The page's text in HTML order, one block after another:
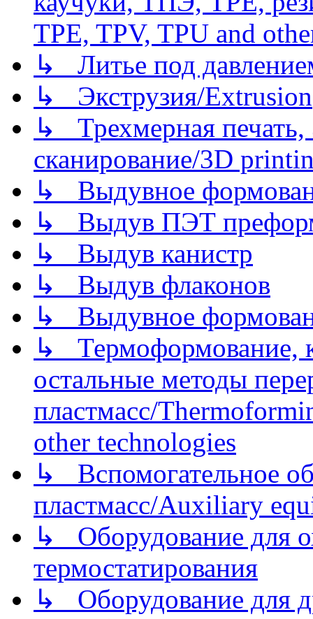
TPE, TPV, TPU and
↳ Литье под
↳ Экструзия/Extrusion
↳ Трехмерная
сканирование/3D
↳ Выдувное
↳ Выдув ПЭТ
↳ Выдув канистр
↳ Выдув флаконов
↳ Выдувное
↳ Термоформование,
остальные методы
пластмасс/
other technologies
↳ Вспомогательное
пластмасс/Auxiliary
↳ Оборудование для
термостатирования
↳ Оборудование для